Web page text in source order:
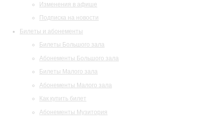
Изменения в афише
Подписка на новости
Билеты и абонементы
Билеты Большого зала
Абонементы Большого зала
Билеты Малого зала
Абонементы Малого зала
Как купить билет
Абонементы Музитория